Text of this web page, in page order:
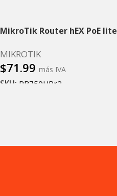
MikroTik Router hEX PoE lite
MIKROTIK
$71.99 más IVA
SKU: RB750UPr2